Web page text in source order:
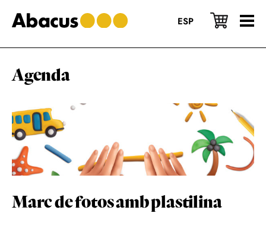
to
main
to
primary
to
footer
ESP
Agenda
Marc de fotos amb plastilina